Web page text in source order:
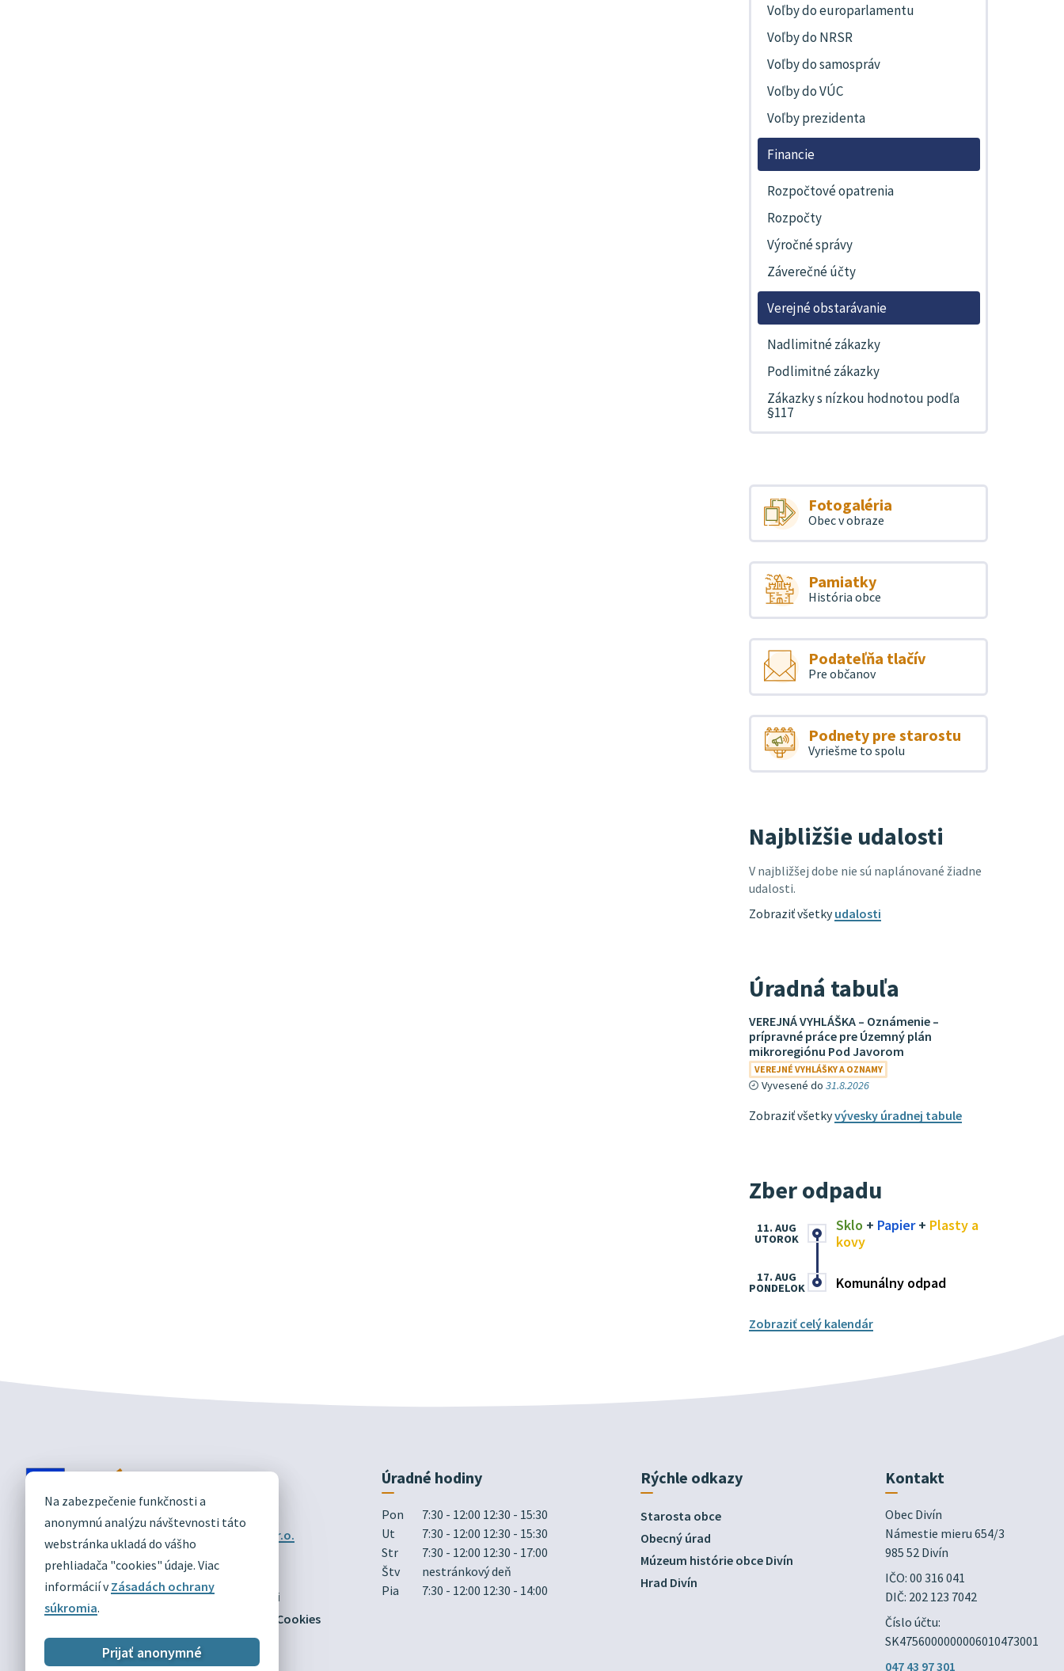
Na zabezpečenie funkčnosti a
anonymnú analýzu návštevnosti táto
webstránka ukladá do vášho
prehliadača "cookies" údaje. Viac
informácií vZásadách ochrany
súkromia.
Prijať anonymné
Voľby do europarlamentu
Voľby do NRSR
Voľby do samospráv
Voľby do VÚC
Voľby prezidenta
Financie
Rozpočtové opatrenia
Rozpočty
Výročné správy
Záverečné účty
Verejné obstarávanie
Nadlimitné zákazky
Podlimitné zákazky
Zákazky s nízkou hodnotou podľa
§117
Fotogaléria
Obec v obraze
Pamiatky
História obce
Podateľňa tlačív
Pre občanov
Podnety pre starostu
Vyriešme to spolu
Najbližšie udalosti
V najbližšej dobe nie sú naplánované žiadne
udalosti.
Zobraziť všetkyudalosti
Úradná tabuľa
VEREJNÁ VYHLÁŠKA – Oznámenie –
prípravné práce pre Územný plán
mikroregiónu Pod Javorom
VEREJNÉ VYHLÁŠKY A OZNAMY
Vyvesené do 31.8.2026
Zobraziť všetkyvývesky úradnej tabule
Zber odpadu
Sklo + Papier+ Plasty a
kovy
11. AUG
UTOROK
Komunálny odpad
17. AUG
PONDELOK
Zobraziť celý kalendár
DIVÍN
OFICIÁLNE STRÁNKY
Technický prevádzkovateľ:
Alphabet partner s.r.o.
Správca obsahu:Obec Divín
Posledná aktualizácia:03.08.2026
Mapa
Vyhlásenie o prístupnosti
Zásady ochrany osobných údajov
Nastaviť Cookies
Úradné hodiny
Pon
7:30 - 12:00 12:30 - 15:30
Ut
7:30 - 12:00 12:30 - 15:30
Str
7:30 - 12:00 12:30 - 17:00
Štv
nestránkový deň
Pia
7:30 - 12:00 12:30 - 14:00
Rýchle odkazy
Starosta obce
Obecný úrad
Múzeum histórie obce Divín
Hrad Divín
Kontakt
Obec Divín
Námestie mieru 654/3
985 52 Divín
IČO: 00 316 041
DIČ: 202 123 7042
Číslo účtu:
SK4756000000006010473001
047 43 97 301